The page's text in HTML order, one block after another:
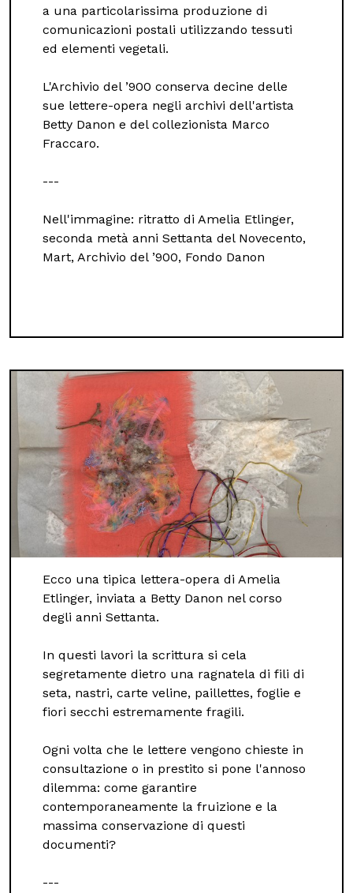
a una particolarissima produzione di
comunicazioni postali utilizzando tessuti
ed elementi vegetali.
L'Archivio del ’900 conserva decine delle
sue lettere-opera negli archivi dell'artista
Betty Danon e del collezionista Marco
Fraccaro.
---
Nell'immagine: ritratto di Amelia Etlinger,
seconda metà anni Settanta del Novecento,
Mart, Archivio del ’900, Fondo Danon
Ecco una tipica lettera-opera di Amelia
Etlinger, inviata a Betty Danon nel corso
degli anni Settanta.
In questi lavori la scrittura si cela
segretamente dietro una ragnatela di fili di
seta, nastri, carte veline, paillettes, foglie e
fiori secchi estremamente fragili.
Ogni volta che le lettere vengono chieste in
consultazione o in prestito si pone l'annoso
dilemma: come garantire
contemporaneamente la fruizione e la
massima conservazione di questi
documenti?
---